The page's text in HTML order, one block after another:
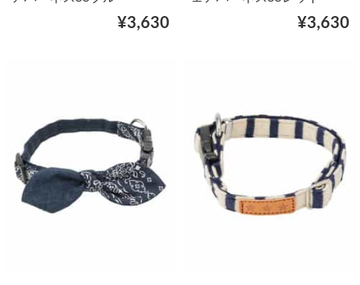
¥3,630 ¥3,630